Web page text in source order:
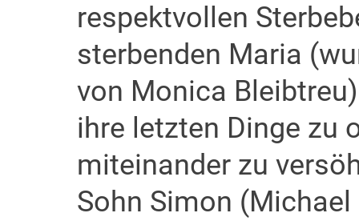
respektvollen
sterbenden Maria
von Monica
ihre letzten Dinge zu
miteinander zu
Sohn Simon